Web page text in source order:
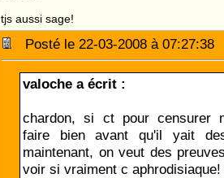
tjs aussi sage!
Posté le 22-03-2008 à
valoche a écrit :
chardon, si ct pour censurer
faire bien avant qu'il yait
maintenant, on veut des
voir si vraiment c aphrodisiaque!